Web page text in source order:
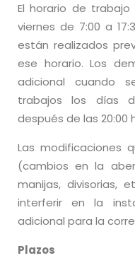
El horario de
viernes de 7:00 a
están realizados
ese horario. Los
adicional cuando
trabajos los días
después de las 20:00
Las modificaciones
(cambios en la
manijas, divisorias,
interferir en la
adicional para la
Plazos